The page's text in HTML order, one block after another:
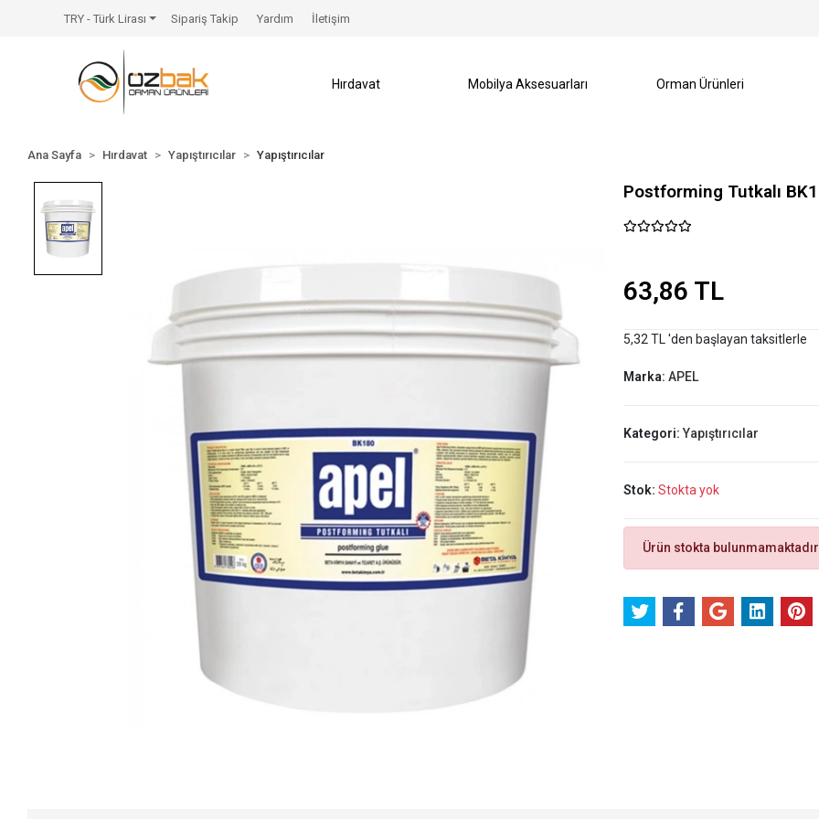
TRY - Türk Lirası Sipariş Takip Yardım İletişim
Hırdavat Mobilya Aksesuarları Orman Ürünleri
Ana Sayfa Hırdavat Yapıştırıcılar Yapıştırıcılar
Postforming Tutkalı
63,86 TL
5,32 TL 'den başlayan taksitlerle
Marka: APEL
Kategori:Yapıştırıcılar
Stok: Stokta yok
Ürün stokta